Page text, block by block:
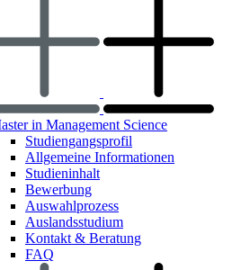
in Management Science
Studiengangsprofil
Allgemeine Informationen
Studieninhalt
Bewerbung
Auswahlprozess
Auslandsstudium
Kontakt & Beratung
FAQ